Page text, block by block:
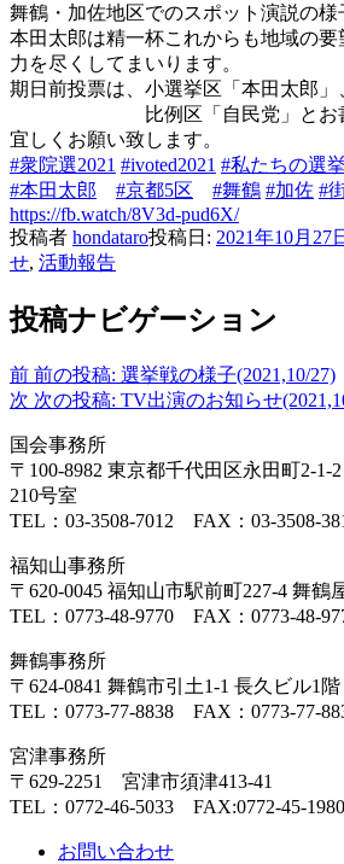
舞鶴・加佐地区でのスポット演説の様
本田太郎は精一杯これからも地域の要
力を尽くしてまいります。
期日前投票は、小選挙区「本田太郎」
比例区「自民党」とお書き
宜しくお願い致します。
#衆院選2021 #ivoted2021 #私たちの選挙
#本田太郎
#京都5区 #舞鶴 #加佐 #
https://fb.watch/8V3d-pud6X/
投稿者 hondataro投稿日: 2021年10月27
せ, 活動報告
投稿ナビゲーション
前 前の投稿: 選挙戦の様子(2021,10/27)
次 次の投稿: TV出演のお知らせ
国会事務所
〒100-8982 東京都千代田区永田町2-1-
210号室
TEL：03-3508-7012 FAX：03-3508-
福知山事務所
〒620-0045 福知山市駅前町227-4 舞鶴
TEL：0773-48-9770 FAX：0773-48-
舞鶴事務所
〒624-0841 舞鶴市引土1-1 長久ビル1階
TEL：0773-77-8838 FAX：0773-77-
宮津事務所
〒629-2251 宮津市須津413-41
TEL：0772-46-5033 FAX:0772-45-1980
お問い合わせ